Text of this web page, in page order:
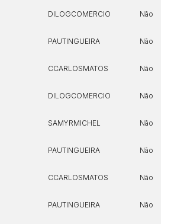
DILOGCOMERCIO Não
PAUTINGUEIRA Não
CCARLOSMATOS Não
DILOGCOMERCIO Não
SAMYRMICHEL Não
PAUTINGUEIRA Não
CCARLOSMATOS Não
PAUTINGUEIRA Não